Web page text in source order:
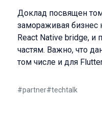
Доклад посвящен
замораживая бизнес
React Native bridge, и
частям. Важно, что
том числе и для
#partner#techtalk